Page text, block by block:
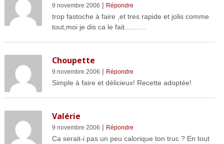
9 novembre 2006 | Répondre
trop fastoche à faire ,et tres rapide et jolis comme
tout,moi je dis ca le fait………
Choupette
9 novembre 2006 | Répondre
Simple à faire et délicieux! Recette adoptée!
Valérie
9 novembre 2006 | Répondre
Ca serait-i pas un peu calorique ton truc ? En tout